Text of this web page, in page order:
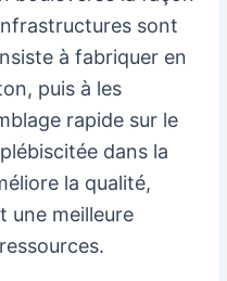
sont
à fabriquer en
puis à les
rapide sur le
dans la
la qualité,
une meilleure